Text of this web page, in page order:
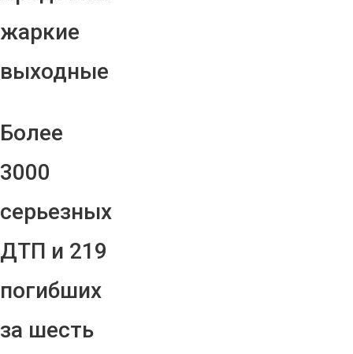
жаркие
выходные
Более
3000
серьезных
ДТП и 219
погибших
за шесть